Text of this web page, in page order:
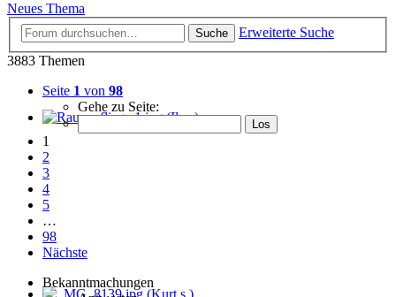
Neues Thema
Suche
Erweiterte Suche
3883 Themen
Seite 1 von 98
Gehe zu Seite:
1
2
3
4
5
…
98
Nächste
Bekanntmachungen